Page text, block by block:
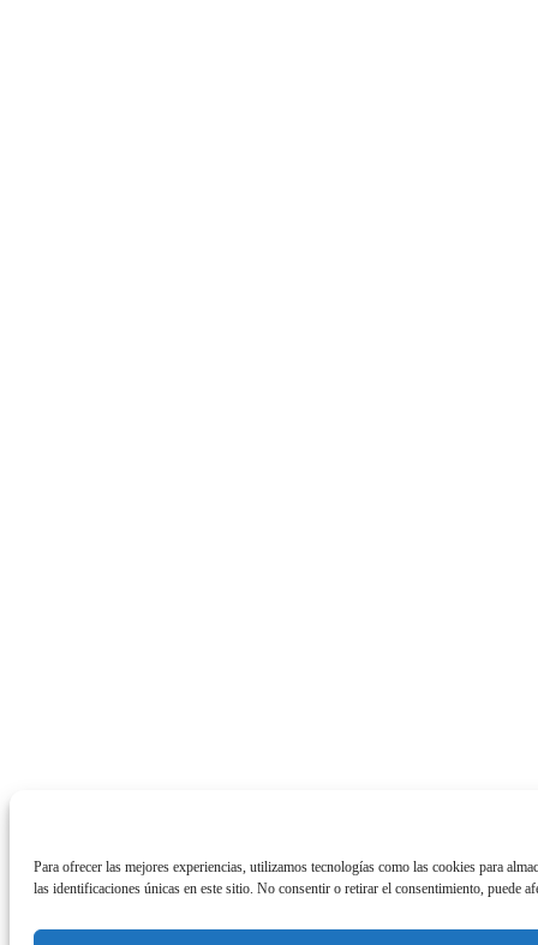
Para ofrecer las mejores experiencias, utilizamos tecnologías como las cookies para
las identificaciones únicas en este sitio. No consentir o retirar el consentimiento, puede